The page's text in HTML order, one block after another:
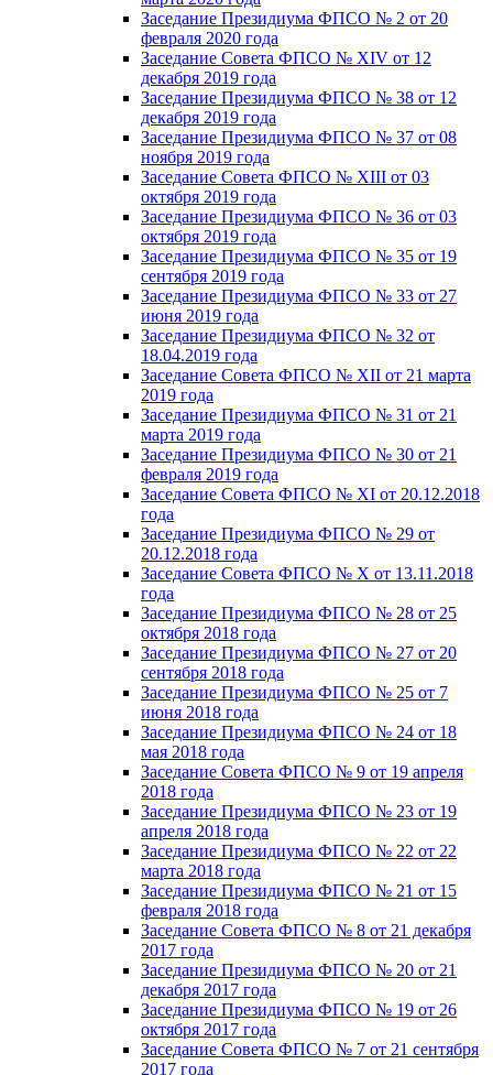
Заседание Президиума ФПСО № 2 от 20
февраля 2020 года
Заседание Совета ФПСО № XIV от 12
декабря 2019 года
Заседание Президиума ФПСО № 38 от 12
декабря 2019 года
Заседание Президиума ФПСО № 37 от 08
ноября 2019 года
Заседание Совета ФПСО № XIII от 03
октября 2019 года
Заседание Президиума ФПСО № 36 от 03
октября 2019 года
Заседание Президиума ФПСО № 35 от 19
сентября 2019 года
Заседание Президиума ФПСО № 33 от 27
июня 2019 года
Заседание Президиума ФПСО № 32 от
18.04.2019 года
Заседание Совета ФПСО № XII от 21 марта
2019 года
Заседание Президиума ФПСО № 31 от 21
марта 2019 года
Заседание Президиума ФПСО № 30 от 21
февраля 2019 года
Заседание Совета ФПСО № XI от 20.12.2018
года
Заседание Президиума ФПСО № 29 от
20.12.2018 года
Заседание Совета ФПСО № X от 13.11.2018
года
Заседание Президиума ФПСО № 28 от 25
октября 2018 года
Заседание Президиума ФПСО № 27 от 20
сентября 2018 года
Заседание Президиума ФПСО № 25 от 7
июня 2018 года
Заседание Президиума ФПСО № 24 от 18
мая 2018 года
Заседание Совета ФПСО № 9 от 19 апреля
2018 года
Заседание Президиума ФПСО № 23 от 19
апреля 2018 года
Заседание Президиума ФПСО № 22 от 22
марта 2018 года
Заседание Президиума ФПСО № 21 от 15
февраля 2018 года
Заседание Совета ФПСО № 8 от 21 декабря
2017 года
Заседание Президиума ФПСО № 20 от 21
декабря 2017 года
Заседание Президиума ФПСО № 19 от 26
октября 2017 года
Заседание Совета ФПСО № 7 от 21 сентября
2017 года